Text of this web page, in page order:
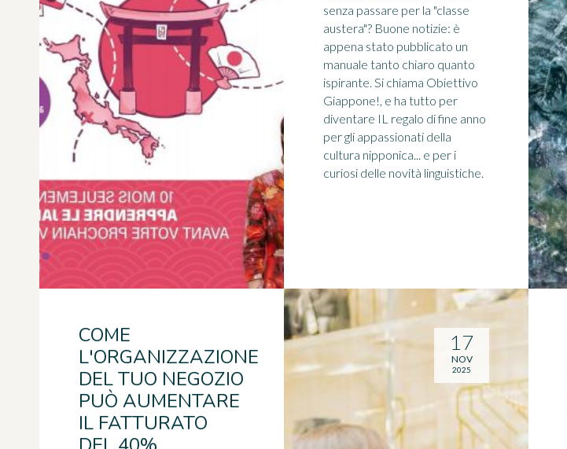
senza passare per la "classe
austera"? Buone notizie: è
appena stato pubblicato un
manuale tanto chiaro quanto
ispirante. Si chiama Obiettivo
Giappone!, e ha tutto per
diventare IL regalo di fine anno
per gli appassionati della
cultura nipponica... e per i
curiosi delle novità linguistiche.
COME
L'ORGANIZZAZIONE
DEL TUO NEGOZIO
PUÒ AUMENTARE
IL FATTURATO
17
NOV
2025